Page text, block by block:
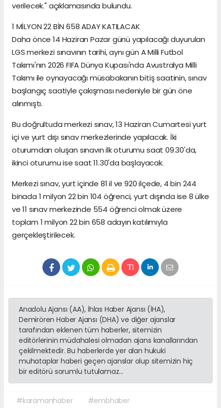
verilecek." açıklamasında bulundu.
1 MİLYON 22 BİN 658 ADAY KATILACAK
Daha önce 14 Haziran Pazar günü yapılacağı duyurulan
LGS merkezi sınavının tarihi, aynı gün A Milli Futbol
Takımı'nın 2026 FIFA Dünya Kupası'nda Avustralya Milli
Takımı ile oynayacağı müsabakanın bitiş saatinin, sınav
başlangıç saatiyle çakışması nedeniyle bir gün öne
alınmıştı.
Bu doğrultuda merkezi sınav, 13 Haziran Cumartesi yurt
içi ve yurt dışı sınav merkezlerinde yapılacak. İki
oturumdan oluşan sınavın ilk oturumu saat 09.30'da,
ikinci oturumu ise saat 11.30'da başlayacak.
Merkezi sınav, yurt içinde 81 il ve 920 ilçede, 4 bin 244
binada 1 milyon 22 bin 104 öğrenci, yurt dışında ise 8 ülke
ve 11 sınav merkezinde 554 öğrenci olmak üzere
toplam 1 milyon 22 bin 658 adayın katılımıyla
gerçekleştirilecek.
Anadolu Ajansı (AA), İhlas Haber Ajansı (İHA),
Demirören Haber Ajansı (DHA) ve diğer ajanslar
tarafından eklenen tüm haberler, sitemizin
editörlerinin müdahalesi olmadan ajans kanallarından
çekilmektedir. Bu haberlerde yer alan hukuki
muhataplar haberi geçen ajanslar olup sitemizin hiç
bir editörü sorumlu tutulamaz...
#karamanhaber
#embhaber